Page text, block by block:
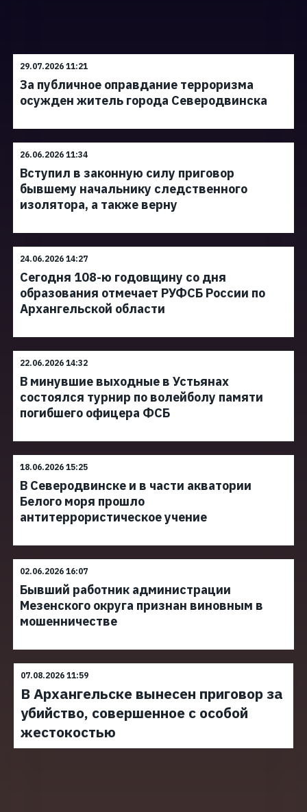
29.07.2026 11:21
За публичное оправдание терроризма
осужден житель города Северодвинска
26.06.2026 11:34
Вступил в законную силу приговор
бывшему начальнику следственного
изолятора, а также верну
24.06.2026 14:27
Сегодня 108-ю годовщину со дня
образования отмечает РУФСБ России по
Архангельской области
22.06.2026 14:32
В минувшие выходные в Устьянах
состоялся турнир по волейболу памяти
погибшего офицера ФСБ
18.06.2026 15:25
В Северодвинске и в части акватории
Белого моря прошло
антитеррористическое учение
02.06.2026 16:07
Бывший работник администрации
Мезенского округа признан виновным в
мошенничестве
07.08.2026 11:59
В Архангельске вынесен приговор за
убийство, совершенное с особой
жестокостью